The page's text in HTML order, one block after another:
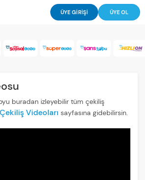
ÜYE GİRİŞİ ÜYE OL
buradan izleyebilir tüm çekiliş
Videoları sayfasına gidebilirsin.